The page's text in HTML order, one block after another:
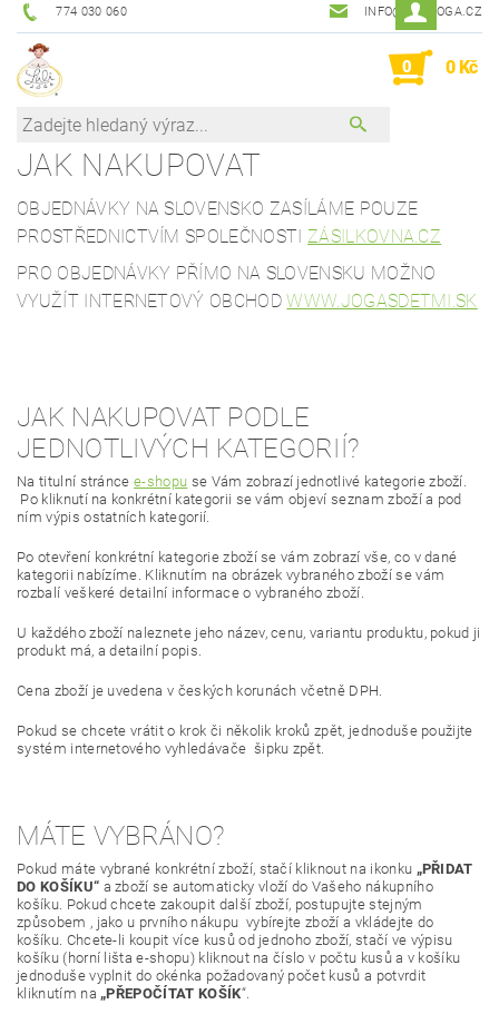
774 030 060 INFO@LALIJOGA.CZ
0 0 Kč
JAK NAKUPOVAT
OBJEDNÁVKY NA SLOVENSKO ZASÍLÁME POUZE
PROSTŘEDNICTVÍM SPOLEČNOSTI ZÁSILKOVNA.CZ
PRO OBJEDNÁVKY PŘÍMO NA SLOVENSKU MOŽNO
VYUŽÍT INTERNETOVÝ OBCHODWWW.JOGASDETMI.SK
JAK NAKUPOVAT PODLE
JEDNOTLIVÝCH KATEGORIÍ?
Na titulní stráncee-shopu se Vám zobrazí jednotlivé kategorie zboží.
Po kliknutí na konkrétní kategorii se vám objeví seznam zboží a pod
ním výpis ostatních kategorií.
Po otevření konkrétní kategorie zboží se vám zobrazí vše, co v dané
kategorii nabízíme. Kliknutím na obrázek vybraného zboží se vám
rozbalí veškeré detailní informace o vybraného zboží.
U každého zboží naleznete jeho název, cenu, variantu produktu, pokud ji
produkt má, a detailní popis.
Cena zboží je uvedena v českých korunách včetně DPH.
Pokud se chcete vrátit o krok či několik kroků zpět, jednoduše použijte
systém internetového vyhledávače šipku zpět.
MÁTE VYBRÁNO?
Pokud máte vybrané konkrétní zboží, stačí kliknout na ikonku „PŘIDAT
DO KOŠÍKU“ a zboží se automaticky vloží do Vašeho nákupního
košíku. Pokud chcete zakoupit další zboží, postupujte stejným
způsobem , jako u prvního nákupu vybírejte zboží a vkládejte do
košíku. Chcete-li koupit více kusů od jednoho zboží, stačí ve výpisu
košíku (horní lišta e-shopu) kliknout na číslo v počtu kusů a v košíku
jednoduše vyplnit do okénka požadovaný počet kusů a potvrdit
kliknutím na „PŘEPOČÍTAT KOŠÍK“.